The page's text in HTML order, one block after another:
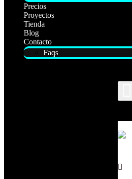
Precios
Proyectos
Tienda
Blog
Contacto
Faqs